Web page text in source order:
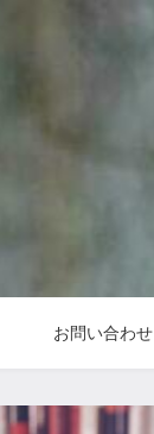
お問い合わせ